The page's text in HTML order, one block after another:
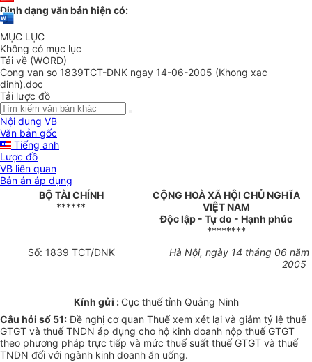
Định dạng văn bản hiện có:
MỤC LỤC
Không có mục lục
Tải về (WORD)
Cong van so 1839TCT-DNK ngay 14-06-2005 (Khong xac
dinh).doc
Tải lược đồ
Nội dung VB
Văn bản gốc
Tiếng anh
Lược đồ
VB liên quan
Bản án áp dụng
BỘ TÀI CHÍNH
******
CỘNG HOÀ XÃ HỘI CHỦ NGHĨA
VIỆT NAM
Độc lập - Tự do - Hạnh phúc
********
Số: 1839 TCT/DNK
Hà Nội, ngày 14 tháng 06 năm
2005
Kính gửi : Cục thuế tỉnh Quảng Ninh
Câu hỏi số 51:Đề nghị cơ quan Thuế xem xét lại và giảm tỷ lệ thuế
GTGT và thuế TNDN áp dụng cho hộ kinh doanh nộp thuế GTGT
theo phương pháp trực tiếp và mức thuế suất thuế GTGT và thuế
TNDN đối với ngành kinh doanh ăn uống.